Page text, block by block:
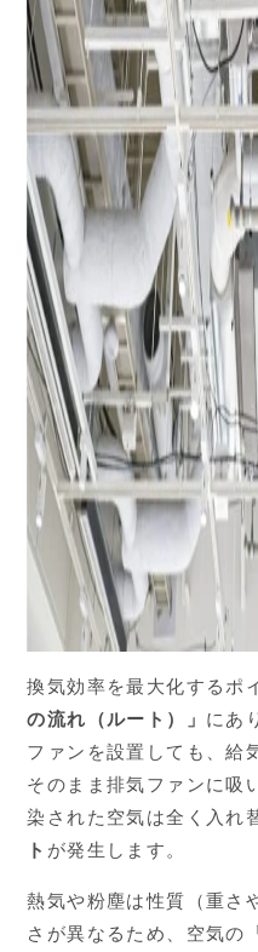
換気効率を最大化するポ
の流れ（ルート）」 にあ
ファンを設置しても、給
そのまま排気ファンに吸
染された空気は全く入れ
ト が発生します。
熱気や粉塵は性質（重さ
さが異なるため、空気の